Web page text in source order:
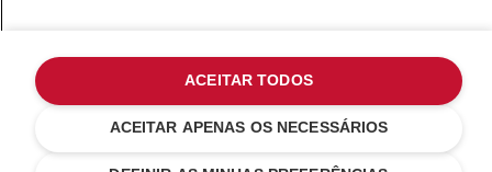
ACEITAR APENAS OS NECESSÁRIOS
ACEITAR TODOS